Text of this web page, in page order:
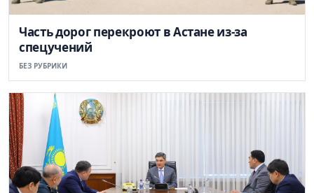
Часть дорог перекроют в Астане из-за
спецучений
БЕЗ РУБРИКИ